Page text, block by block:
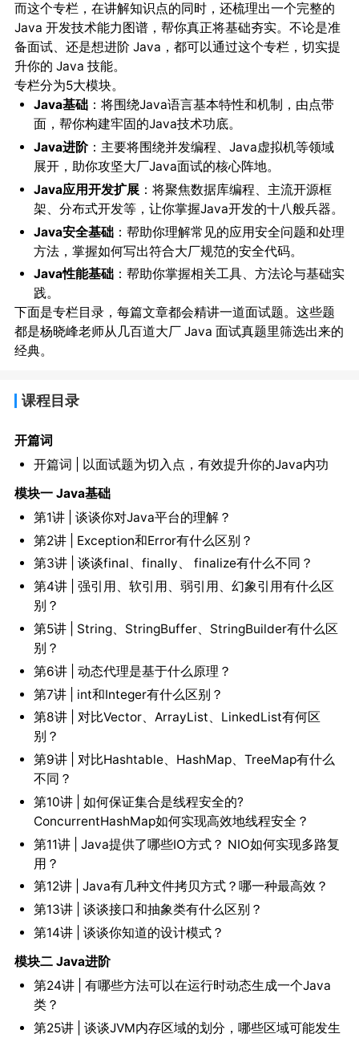
而这个专栏，在讲解知识点的同时，还梳理出一个完整的
Java 开发技术能力图谱，帮你真正将基础夯实。不论是准
备面试、还是想进阶 Java，都可以通过这个专栏，切实提
升你的 Java 技能。
专栏分为5大模块。
Java基础：将围绕Java语言基本特性和机制，由点带
面，帮你构建牢固的Java技术功底。
Java进阶：主要将围绕并发编程、Java虚拟机等领域
展开，助你攻坚大厂Java面试的核心阵地。
Java应用开发扩展：将聚焦数据库编程、主流开源框
架、分布式开发等，让你掌握Java开发的十八般兵器。
Java安全基础：帮助你理解常见的应用安全问题和处理
方法，掌握如何写出符合大厂规范的安全代码。
Java性能基础：帮助你掌握相关工具、方法论与基础实
践。
下面是专栏目录，每篇文章都会精讲一道面试题。这些题
都是杨晓峰老师从几百道大厂 Java 面试真题里筛选出来的
经典。
课程目录
开篇词
开篇词 | 以面试题为切入点，有效提升你的Java内功
模块一 Java基础
第1讲 | 谈谈你对Java平台的理解？
第2讲 | Exception和Error有什么区别？
第3讲 | 谈谈final、finally、 finalize有什么不同？
第4讲 | 强引用、软引用、弱引用、幻象引用有什么区
别？
第5讲 | String、StringBuffer、StringBuilder有什么区
别？
第6讲 | 动态代理是基于什么原理？
第7讲 | int和Integer有什么区别？
第8讲 | 对比Vector、ArrayList、LinkedList有何区
别？
第9讲 | 对比Hashtable、HashMap、TreeMap有什么
不同？
第10讲 | 如何保证集合是线程安全的?
ConcurrentHashMap如何实现高效地线程安全？
第11讲 | Java提供了哪些IO方式？ NIO如何实现多路复
用？
第12讲 | Java有几种文件拷贝方式？哪一种最高效？
第13讲 | 谈谈接口和抽象类有什么区别？
第14讲 | 谈谈你知道的设计模式？
模块二 Java进阶
第24讲 | 有哪些方法可以在运行时动态生成一个Java
类？
第25讲 | 谈谈JVM内存区域的划分，哪些区域可能发生